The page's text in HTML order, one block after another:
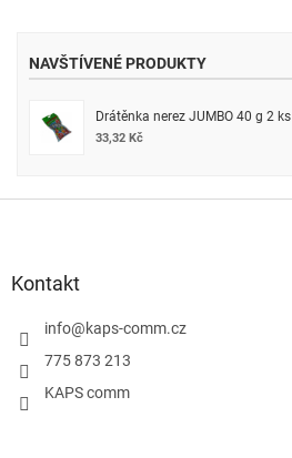
NAVŠTÍVENÉ PRODUKTY
Drátěnka nerez JUMBO 40 g 2 ks
33,32 Kč
Kontakt
info@kaps-comm.cz
775 873 213
KAPS comm